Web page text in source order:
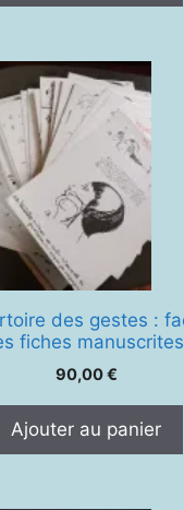
des gestes :
fiches
90,00€
Ajouter au panier